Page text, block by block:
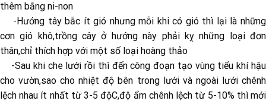
thêm bằng ni-non
-Hướng tây bắc ít gió nhưng mỗi khi có gió thì lại là những
cơn gió khô,trồng cây ở hướng này phải kỵ những loại đơn
thân,chỉ thích hợp với một số loại hoàng thảo
-Sau khi che lưới rồi thì đến công đoạn tạo vùng tiểu khí hậu
cho vườn,sao cho nhiệt độ bên trong lưới và ngoài lưới chênh
lệch nhau ít nhất từ 3-5 độC,độ ẩm chênh lệch từ 5-10% thì mới